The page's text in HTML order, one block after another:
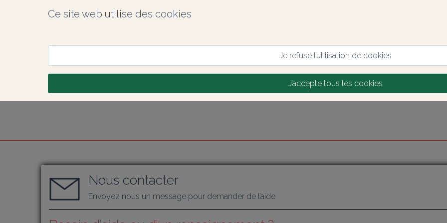
Ce site web utilise des cookies
Je refuse l’utilisation de cookies
J’accepte tous les cookies
Nous contacter
Envoyez nous un message pour demander de l’aide